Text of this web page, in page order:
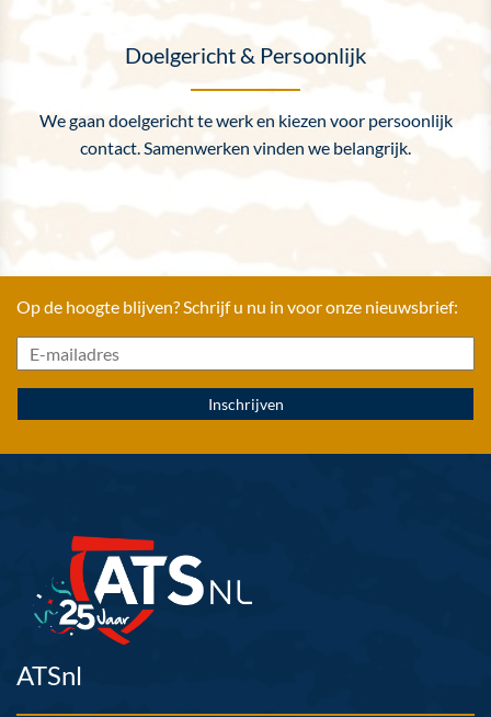
Doelgericht & Persoonlijk
We gaan doelgericht te werk en kiezen voor persoonlijk
contact. Samenwerken vinden we belangrijk.
Op de hoogte blijven? Schrijf u nu in voor onze nieuwsbrief:
ATSnl